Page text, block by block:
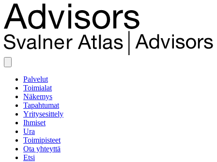
Palvelut
Toimialat
Näkemys
Tapahtumat
Yritysesittely
Ihmiset
Ura
Toimipisteet
Ota yhteyttä
Etsi